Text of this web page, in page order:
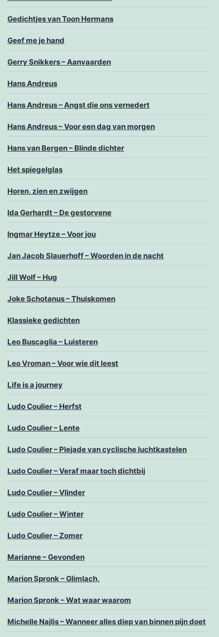
Gedichtjes van Toon Hermans
Geef me je hand
Gerry Snikkers – Aanvaarden
Hans Andreus
Hans Andreus – Angst die ons vernedert
Hans Andreus – Voor een dag van morgen
Hans van Bergen – Blinde dichter
Het spiegelglas
Horen, zien en zwijgen
Ida Gerhardt – De gestorvene
Ingmar Heytze – Voor jou
Jan Jacob Slauerhoff – Woorden in de nacht
Jill Wolf – Hug
Joke Schotanus – Thuiskomen
Klassieke gedichten
Leo Buscaglia – Luisteren
Leo Vroman – Voor wie dit leest
Life is a journey
Ludo Coulier – Herfst
Ludo Coulier – Lente
Ludo Coulier – Plejade van cyclische luchtkastelen
Ludo Coulier – Veraf maar toch dichtbij
Ludo Coulier – Vlinder
Ludo Coulier – Winter
Ludo Coulier – Zomer
Marianne – Gevonden
Marion Spronk – Glimlach,
Marion Spronk – Wat waar waarom
Michelle Najlis – Wanneer alles diep van binnen pijn doet